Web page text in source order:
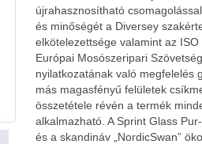
újrahasznosítható
és minőségét a Diversey
elkötelezettsége valamint az
Európai Mosószeripari
nyilatkozatának való megfelelés
más magasfényű felületek
összetétele révén a termék
alkalmazható. A Sprint Glass
és a skandináv „NordicSwan”